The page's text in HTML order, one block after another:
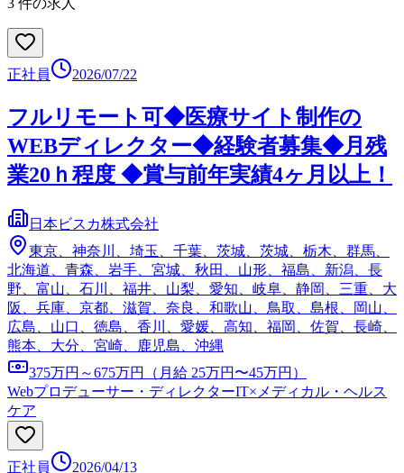
正社員 2026/07/22
フルリモート可◆医療サイト制作の
WEBディレクター◆経験者募集◆月残
業20ｈ程度 ◆賞与前年実績4ヶ月以上！
日本ビスカ株式会社
東京、神奈川、埼玉、千葉、茨城、茨城、栃木、群馬、
北海道、青森、岩手、宮城、秋田、山形、福島、新潟、長
野、富山、石川、福井、山梨、愛知、岐阜、静岡、三重、大
阪、兵庫、京都、滋賀、奈良、和歌山、鳥取、島根、岡山、
広島、山口、徳島、香川、愛媛、高知、福岡、佐賀、長崎、
熊本、大分、宮崎、鹿児島、沖縄
375万円～675万円（月給 25万円〜45万円）
Webプロデューサー・ディレクターIT×メディカル・ヘルス
ケア
正社員 2026/04/13